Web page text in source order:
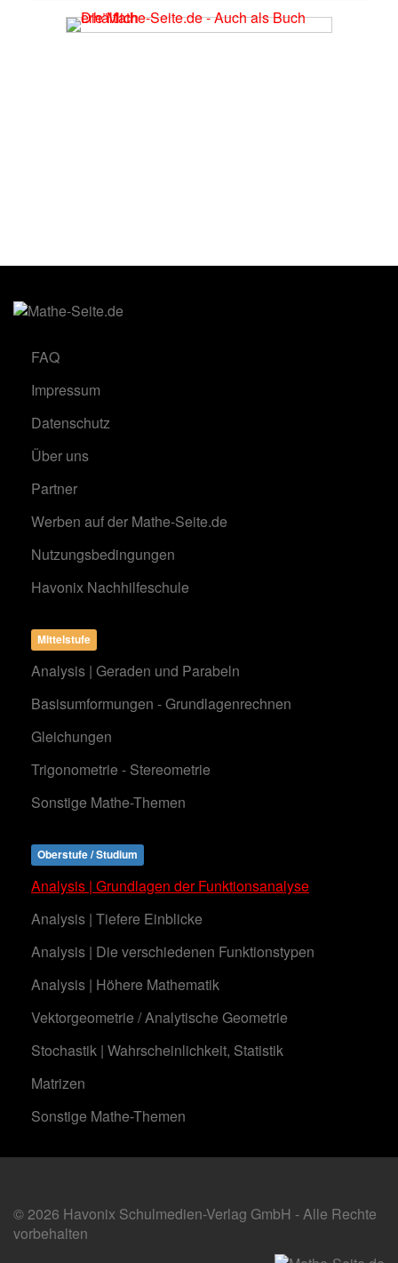
FAQ
Impressum
Datenschutz
Über uns
Partner
Werben auf der Mathe-Seite.de
Nutzungsbedingungen
Havonix Nachhilfeschule
Mittelstufe
Analysis | Geraden und Parabeln
Basisumformungen - Grundlagenrechnen
Gleichungen
Trigonometrie - Stereometrie
Sonstige Mathe-Themen
Oberstufe / Studium
Analysis | Grundlagen der Funktionsanalyse
Analysis | Tiefere Einblicke
Analysis | Die verschiedenen Funktionstypen
Analysis | Höhere Mathematik
Vektorgeometrie / Analytische Geometrie
Stochastik | Wahrscheinlichkeit, Statistik
Matrizen
Sonstige Mathe-Themen
© 2026 Havonix Schulmedien-Verlag GmbH - Alle Rechte
vorbehalten